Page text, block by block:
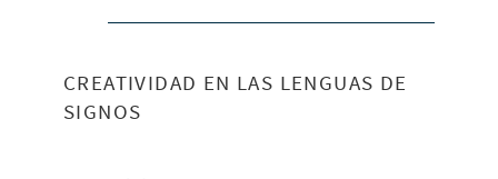
CREATIVIDAD EN LAS LENGUAS DE
SIGNOS